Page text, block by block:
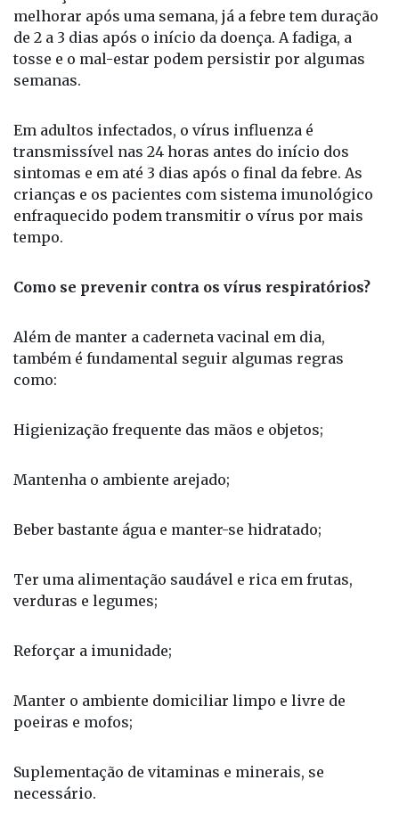
melhorar após uma semana, já a febre tem duração
de 2 a 3 dias após o início da doença. A fadiga, a
tosse e o mal-estar podem persistir por algumas
semanas.
Em adultos infectados, o vírus influenza é
transmissível nas 24 horas antes do início dos
sintomas e em até 3 dias após o final da febre. As
crianças e os pacientes com sistema imunológico
enfraquecido podem transmitir o vírus por mais
tempo.
Como se prevenir contra os vírus respiratórios?
Além de manter a caderneta vacinal em dia,
também é fundamental seguir algumas regras
como:
Higienização frequente das mãos e objetos;
Mantenha o ambiente arejado;
Beber bastante água e manter-se hidratado;
Ter uma alimentação saudável e rica em frutas,
verduras e legumes;
Reforçar a imunidade;
Manter o ambiente domiciliar limpo e livre de
poeiras e mofos;
Suplementação de vitaminas e minerais, se
necessário.